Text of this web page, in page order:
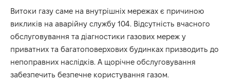
Витоки газу саме на внутрішніх мережах є причиною
викликів на аварійну службу 104. Відсутність вчасного
обслуговування та діагностики газових мереж у
приватних та багатоповерхових будинках призводить до
непоправних наслідків. А щорічне обслуговування
забезпечить безпечне користування газом.